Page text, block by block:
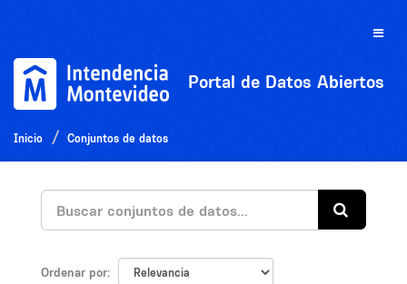
Toggle
Portal de Datos Abiertos
Inicio Conjuntos de datos
Ordenar por